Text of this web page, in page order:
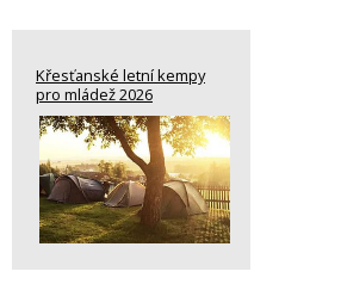
Křesťanské letní kempy
pro mládež 2026